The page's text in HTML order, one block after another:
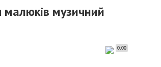
малюків музичний
0.00